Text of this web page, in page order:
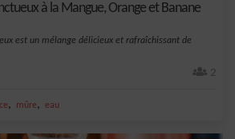
à la Mangue, Orange et Banane
est un mélange délicieux et rafraîchissant de
2
, mûre, eau